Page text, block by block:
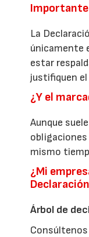
Importante
La
únicamente
estar
justifiquen
¿Y el
Aunque
mismo
¿Mi
Árbol de